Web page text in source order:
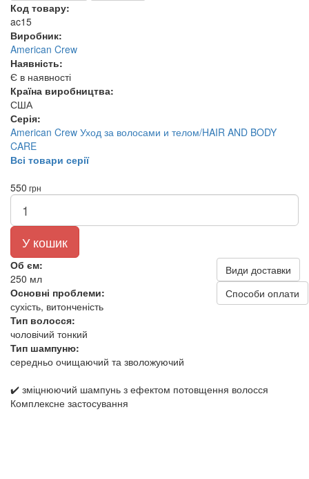
Код товару:
ac15
Виробник:
American Crew
Наявність:
Є в наявності
Країна виробництва:
США
Серія:
American Crew Уход за волосами и телом/HAIR AND BODY
CARE
Всі товари серії
550 грн
У кошик
Об єм:
250 мл
Основні проблеми:
сухість, витонченість
Тип волосся:
чоловічий тонкий
Тип шампуню:
середньо очищаючий та зволожуючий
Види доставки
Способи оплати
✔️ зміцнюючий шампунь з ефектом потовщення волосся
Комплексне застосування